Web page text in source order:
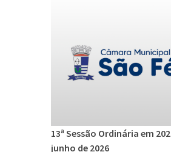
13ª Sessão Ordinária em
junho de 2026